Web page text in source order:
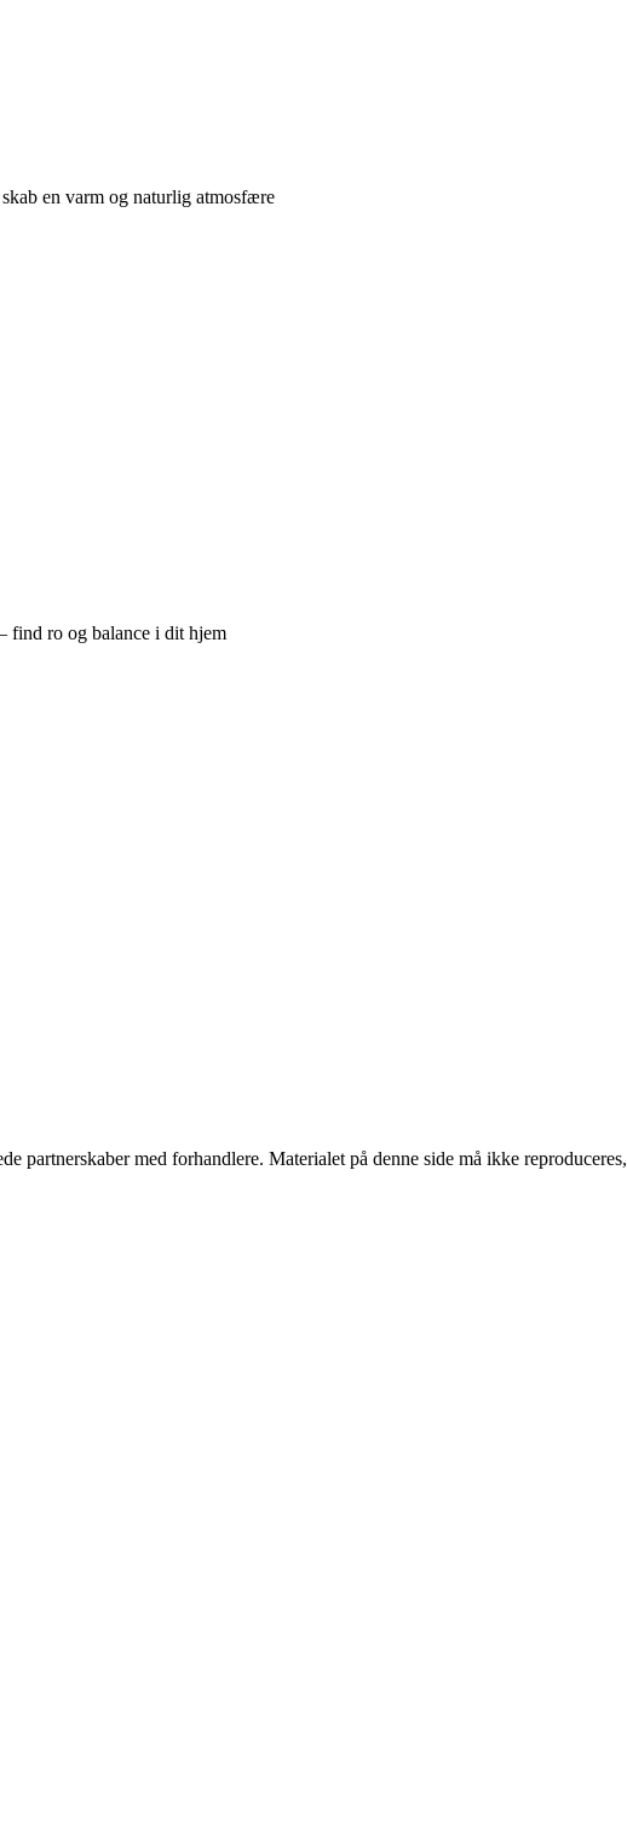
en varm og naturlig atmosfære
find ro og balance i dit hjem
partnerskaber med forhandlere. Materialet på denne side må ikke reproduceres,